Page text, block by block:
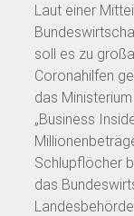
Laut einer
soll es zu
Coronahilfen
das
„Business
Schlupflöcher
das